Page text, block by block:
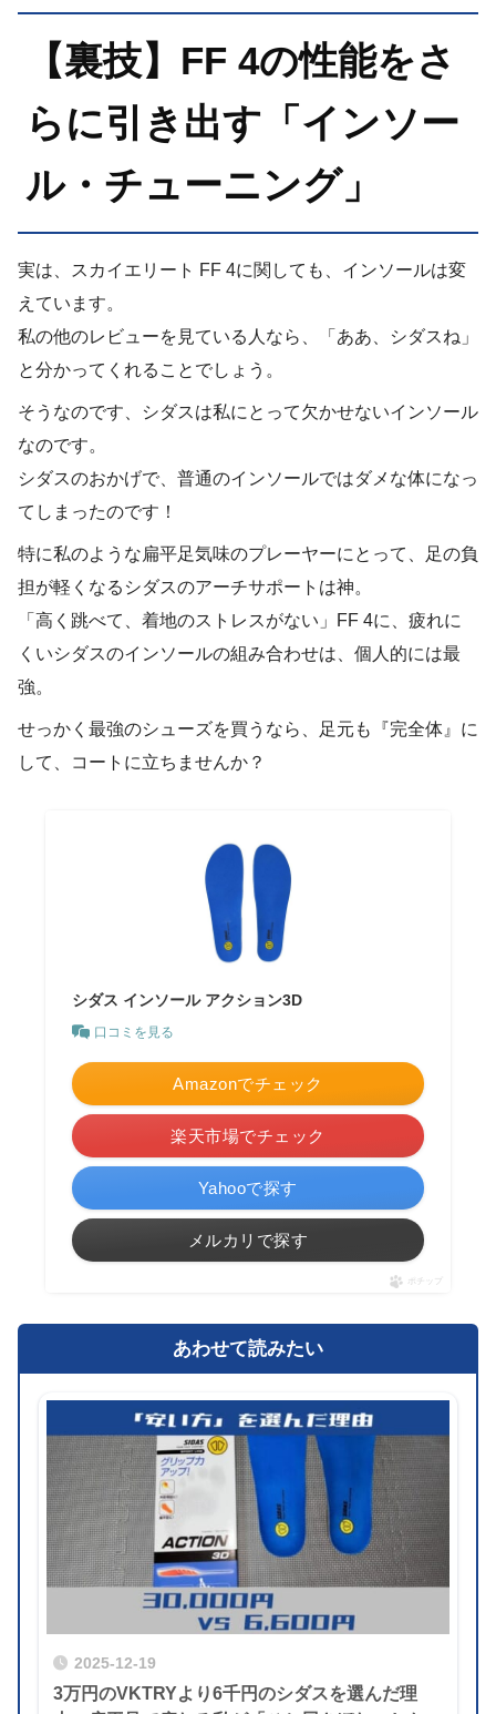
【裏技】FF 4の性能をさ
らに引き出す「インソー
ル・チューニング」
実は、スカイエリート FF 4に関しても、インソールは変
えています。
私の他のレビューを見ている人なら、「ああ、シダスね」
と分かってくれることでしょう。
そうなのです、シダスは私にとって欠かせないインソール
なのです。
シダスのおかげで、普通のインソールではダメな体になっ
てしまったのです！
特に私のような扁平足気味のプレーヤーにとって、足の負
担が軽くなるシダスのアーチサポートは神。
「高く跳べて、着地のストレスがない」FF 4に、疲れに
くいシダスのインソールの組み合わせは、個人的には最
強。
せっかく最強のシューズを買うなら、足元も『完全体』に
して、コートに立ちませんか？
シダス インソール アクション3D
口コミを見る
Amazonでチェック
楽天市場でチェック
Yahooで探す
メルカリで探す
ポチップ
あわせて読みたい
2025-12-19
3万円のVKTRYより6千円のシダスを選んだ理